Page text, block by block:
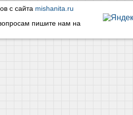
с сайта mishanita.ru
пишите нам на